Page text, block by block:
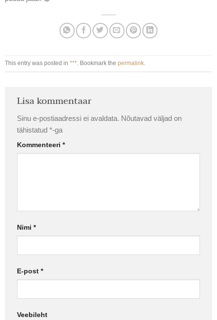
This entry was posted in ***. Bookmark the permalink.
Lisa kommentaar
Sinu e-postiaadressi ei avaldata. Nõutavad väljad on
tähistatud *-ga
Kommenteeri *
Nimi *
E-post *
Veebileht